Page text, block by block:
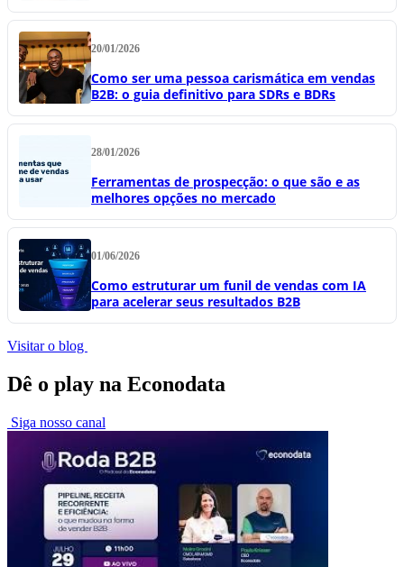
20/01/2026
Como ser uma pessoa carismática em vendas
B2B: o guia definitivo para SDRs e BDRs
28/01/2026
Ferramentas de prospecção: o que são e as
melhores opções no mercado
01/06/2026
Como estruturar um funil de vendas com IA
para acelerar seus resultados B2B
Visitar o blog
Dê o play na Econodata
Siga nosso canal